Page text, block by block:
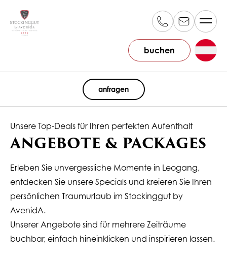
buchen
anfragen
Unsere Top-Deals für Ihren perfekten Aufenthalt
ANGEBOTE & PACKAGES
Erleben Sie unvergessliche Momente in Leogang,
entdecken Sie unsere Specials und kreieren Sie Ihren
persönlichen Traumurlaub im Stockinggut by
AvenidA.
Unserer Angebote sind für mehrere Zeiträume
buchbar, einfach hineinklicken und inspirieren lassen.